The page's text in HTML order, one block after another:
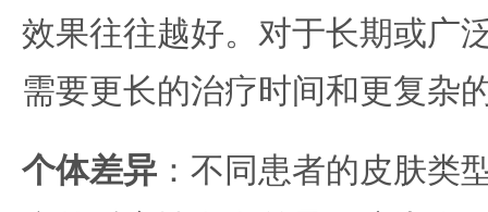
效果往往越好。对于长期或广
需要更长的治疗时间和更复杂
个体差异 ：不同患者的皮肤类